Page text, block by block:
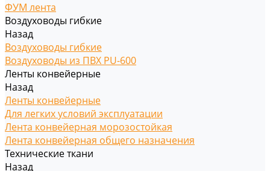
ФУМ лента
Воздуховоды гибкие
Назад
Воздуховоды гибкие
Воздуховоды из ПВХ PU-600
Ленты конвейерные
Назад
Ленты конвейерные
Для легких условий эксплуатации
Лента конвейерная морозостойкая
Лента конвейерная общего назначения
Технические ткани
Назад